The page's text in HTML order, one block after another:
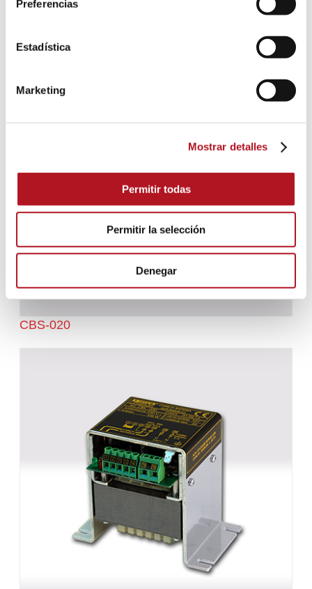
Preferencias
Estadística
Marketing
Mostrar detalles
Permitir todas
Permitir la selección
Denegar
CBS-020